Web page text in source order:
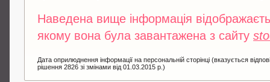
Наведена вище інформація
якому вона була завантажена з сайту
Дата оприлюднення інформації на персональній сторінці (вказується
рішення 2826 зі змінами від 01.03.2015 р.)